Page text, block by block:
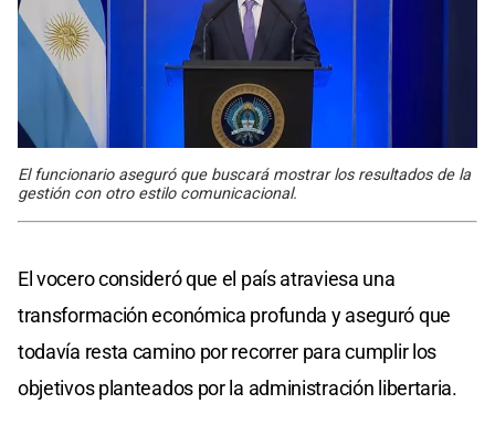
El funcionario aseguró que buscará mostrar los resultados de la
gestión con otro estilo comunicacional.
El vocero consideró que el país atraviesa una
transformación económica profunda y aseguró que
todavía resta camino por recorrer para cumplir los
objetivos planteados por la administración libertaria.